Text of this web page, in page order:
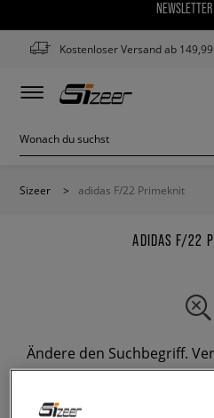
Kostenloser Versand ab
Sizeer > adidas F/22 Primeknit
ADIDAS F/22
Ändere den Suchbegriff.